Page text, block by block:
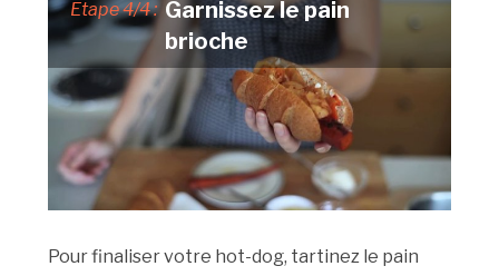
Etape 4/4 : Garnissez le pain
brioche
Pour finaliser votre hot-dog, tartinez le pain